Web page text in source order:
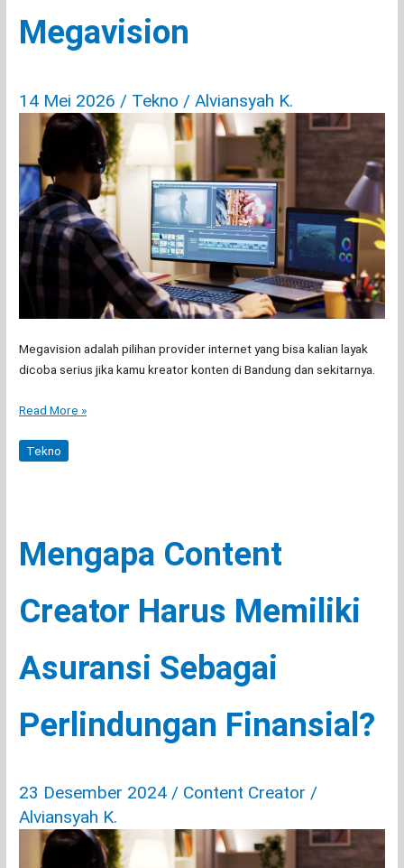
Megavision
14 Mei 2026 / Tekno /Alviansyah K.
Megavision adalah pilihan provider internet yang bisa kalian layak
dicoba serius jika kamu kreator konten di Bandung dan sekitarnya.
Saya
Ratusan
Frustasi
Ketemu
Provider
Megavision
Read More »
Tekno
Mengapa Content
Creator Harus Memiliki
Asuransi Sebagai
Perlindungan Finansial?
23 Desember 2024 / Content Creator /
Alviansyah K.